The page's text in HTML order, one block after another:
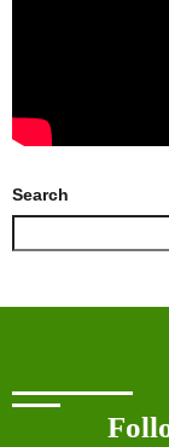
Search